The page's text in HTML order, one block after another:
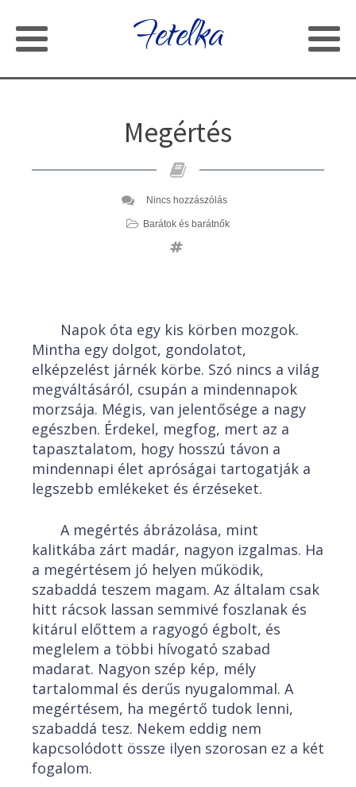
Fetelka
Megértés
Nincs hozzászólás
Barátok és barátnők
Napok óta egy kis körben mozgok.
Mintha egy dolgot, gondolatot,
elképzelést járnék körbe. Szó nincs a világ
megváltásáról, csupán a mindennapok
morzsája. Mégis, van jelentősége a nagy
egészben. Érdekel, megfog, mert az a
tapasztalatom, hogy hosszú távon a
mindennapi élet apróságai tartogatják a
legszebb emlékeket és érzéseket.
A megértés ábrázolása, mint
kalitkába zárt madár, nagyon izgalmas. Ha
a megértésem jó helyen működik,
szabaddá teszem magam. Az általam csak
hitt rácsok lassan semmivé foszlanak és
kitárul előttem a ragyogó égbolt, és
meglelem a többi hívogató szabad
madarat. Nagyon szép kép, mély
tartalommal és derűs nyugalommal. A
megértésem, ha megértő tudok lenni,
szabaddá tesz. Nekem eddig nem
kapcsolódott össze ilyen szorosan ez a két
fogalom.